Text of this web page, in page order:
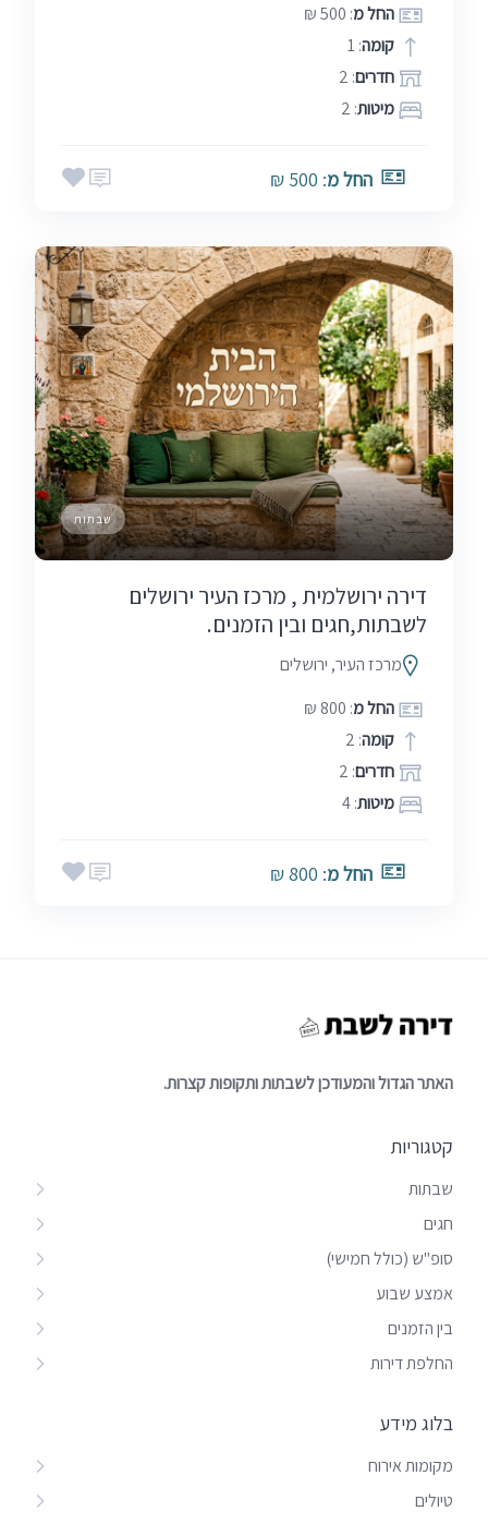
החל מ: 500 ₪
קומה: 1
חדרים: 2
מיטות: 2
החל מ: 500 ₪
שבתות
דירה ירושלמית , מרכז העיר ירושלים
לשבתות,חגים ובין הזמנים.
מרכז העיר, ירושלים
החל מ: 800 ₪
קומה: 2
חדרים: 2
מיטות: 4
החל מ: 800 ₪
האתר הגדול והמעודכן לשבתות ותקופות קצרות.
קטגוריות
שבתות
חגים
סופ"ש (כולל חמישי)
אמצע שבוע
בין הזמנים
החלפת דירות
בלוג מידע
מקומות אירוח
טיולים